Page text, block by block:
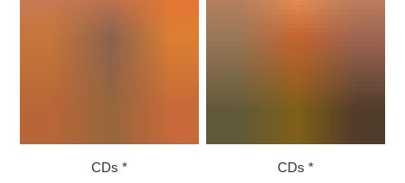
CDs CDs